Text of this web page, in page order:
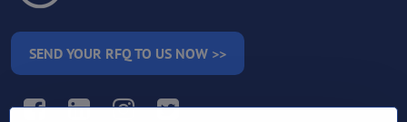
SEND YOUR RFQ TO US NOW >>